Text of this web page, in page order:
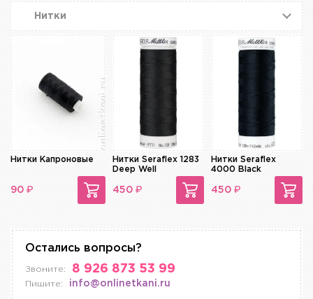
Нитки
Нитки Капроновые
90 ₽
Нитки Seraflex 1283
Deep Well
450 ₽
Нитки Seraflex
4000 Black
450 ₽
Остались вопросы?
Звоните: 8 926 873 53 99
Пишите: info@onlinetkani.ru